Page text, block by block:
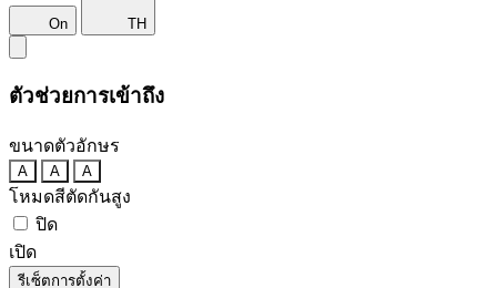
On TH
ตัวช่วยการเข้าถึง
ขนาดตัวอักษร
A A A
โหมดสีตัดกันสูง
ปิด
เปิด
รีเซ็ตการตั้งค่า